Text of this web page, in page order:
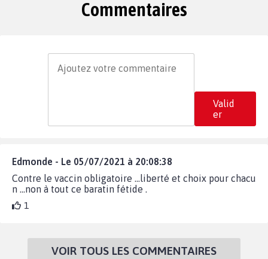
Commentaires
Valid
er
Edmonde - Le 05/07/2021 à 20:08:38
Contre le vaccin obligatoire …liberté et choix pour chacu
n …non à tout ce baratin fétide .
1
VOIR TOUS LES COMMENTAIRES